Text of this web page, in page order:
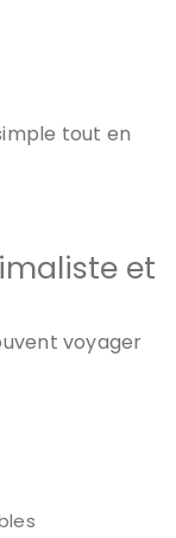
tout en
et
voyager